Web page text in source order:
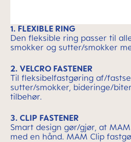
1. FLEXIBLE RING
Den fleksible ring passer til
smokker og sutter/smokker
2. VELCRO FASTENER
Til fleksibelfastgøring af/
sutter/smokker, bideringe/
tilbehør.
3. CLIP FASTENER
Smart design gør/gjør, at
med en hånd. MAM Clip